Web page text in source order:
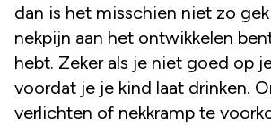
dan is het misschien niet zo
nekpijn aan het ontwikkelen
hebt. Zeker als je niet goed op
voordat je je kind laat drinken.
verlichten of nekkramp te